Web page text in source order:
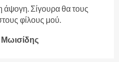
άψογη. Σίγουρα θα τους
φίλους μού.